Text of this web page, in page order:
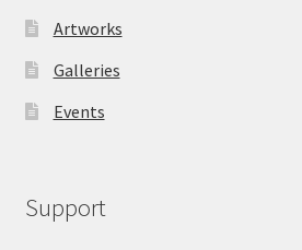
Artworks
Galleries
Events
Support